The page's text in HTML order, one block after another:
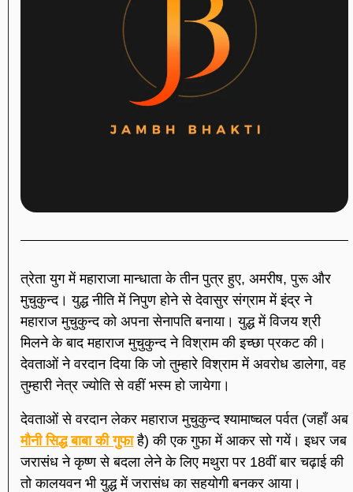
त्रेता युग में महाराजा मान्धाता के तीन पुत्र हुए, अमरीष, पुरू और
मुचुकुन्द। युद्ध नीति में निपुण होने से देवासुर संग्राम में इंद्र ने
महाराज मुचुकुन्द को अपना सेनापति बनाया। युद्ध में विजय श्री
मिलने के बाद महाराज मुचुकुन्द ने विश्राम की इच्छा प्रकट की।
देवताओं ने वरदान दिया कि जो तुम्हारे विश्राम में अवरोध डालेगा, वह
तुम्हारी नेत्र ज्योति से वहीं भस्म हो जायेगा।
देवताओं से वरदान लेकर महाराज मुचुकुन्द श्यामाष्चल पर्वत (जहाँ अब
मौनी सिद्ध बाबा की गुफाहै) की एक गुफा में आकर सो गयें। इधर जब
जरासंध ने कृष्ण से बदला लेने के लिए मथुरा पर 18वीं बार चढ़ाई की
तो कालयवन भी युद्ध में जरासंध का सहयोगी बनकर आया।